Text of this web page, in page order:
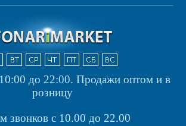
до 22:00. Продажи оптом и в
розницу
звонков с 10.00 до 22.00